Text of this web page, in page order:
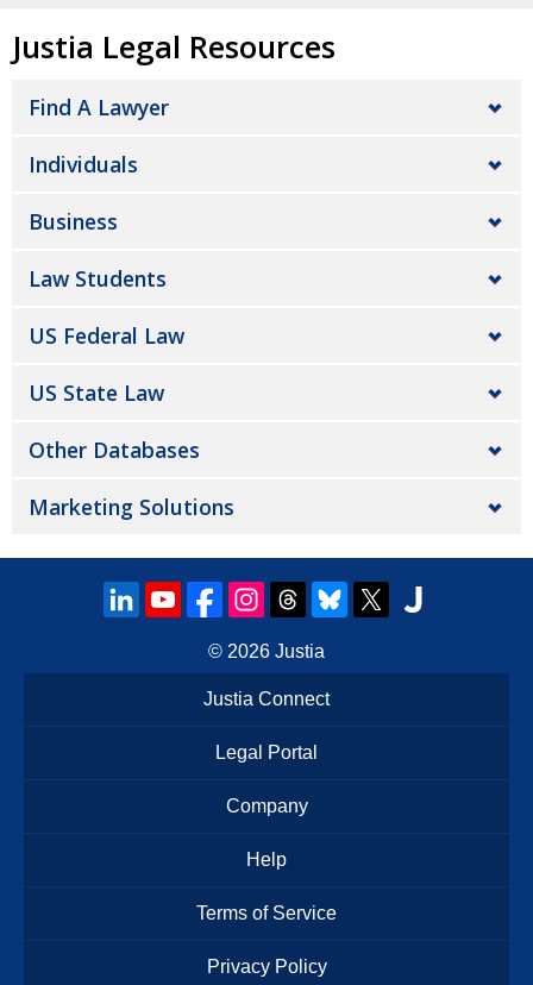
Justia Legal Resources
Find A Lawyer
Individuals
Business
Law Students
US Federal Law
US State Law
Other Databases
Marketing Solutions
© 2026 Justia
Justia Connect
Legal Portal
Company
Help
Terms of Service
Privacy Policy